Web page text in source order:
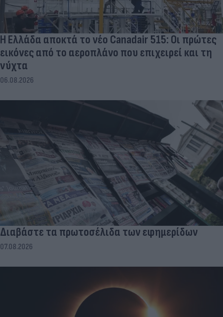
Η Ελλάδα αποκτά το νέο Canadair 515: Οι πρώτες
εικόνες από το αεροπλάνο που επιχειρεί και τη
νύχτα
06.08.2026
Διαβάστε τα πρωτοσέλιδα των εφημερίδων
07.08.2026